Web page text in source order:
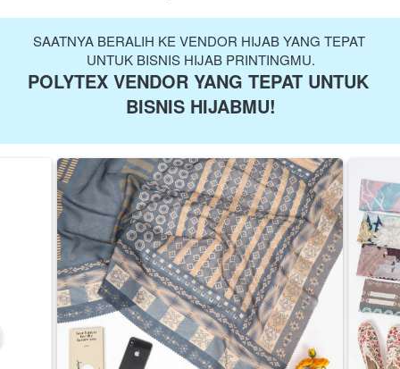
SAATNYA BERALIH KE VENDOR HIJAB YANG TEPAT
UNTUK BISNIS HIJAB PRINTINGMU.
POLYTEX VENDOR YANG TEPAT UNTUK
BISNIS HIJABMU!